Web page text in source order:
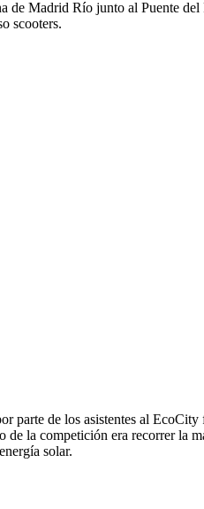
de Madrid Río junto al Puente
scooters.
parte de los asistentes al
de la competición era recorrer la
solar.